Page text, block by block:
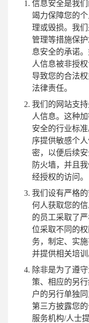
信息安全是我
竭力保障您的
理或毁损。我
管理等措施保
息安全的承诺
人信息被非授
导致您的合法
法律责任。
我们的网站支
人信息。这种
安全的行业标
序提供敏感个
密，以便后续
防火墙，并且
经授权的访问。
我们设有严格
何人获取您的
的员工采取了
位采取不同的
务，制定、实
并提供相关培训
除非是为了遵
策、相应的另
户的另行单独
第三方披露您
服务机构/人士